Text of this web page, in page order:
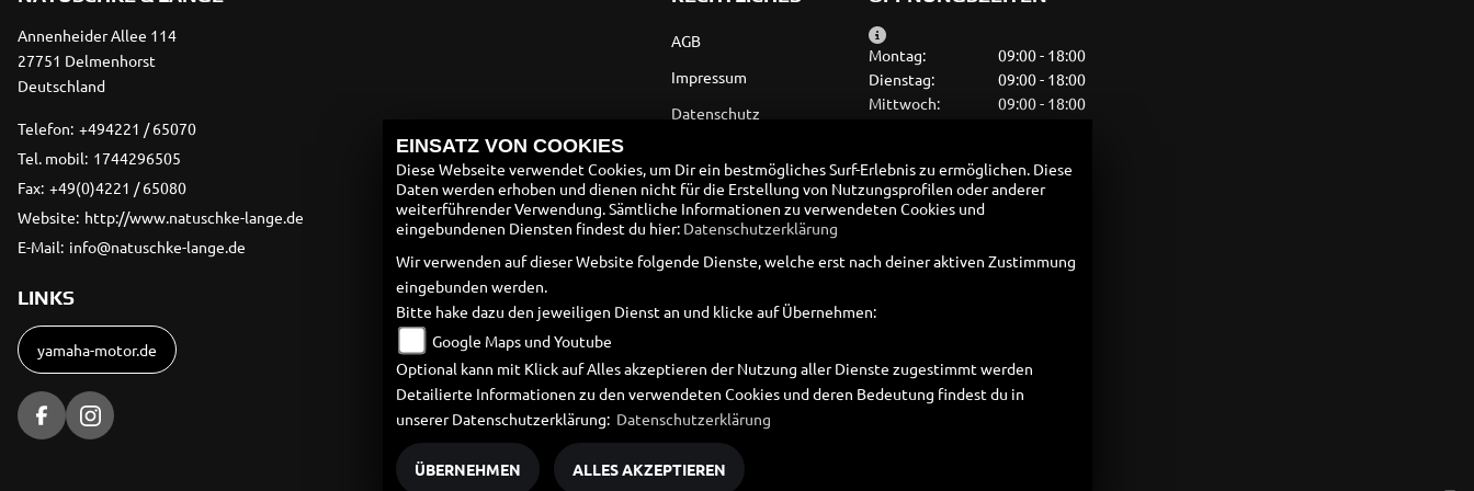
Annenheider Allee 114
27751 Delmenhorst
Deutschland
Telefon: +494221 / 65070
Tel. mobil: 1744296505
Fax: +49(0)4221 / 65080
Website: http://www.natuschke-lange.de
E-Mail: info@natuschke-lange.de
LINKS
yamaha-motor.de
AGB
Impressum
Datenschutz
Barrierefreiheit
Batteriegesetz
Altölverordnung
Montag:
09:00 - 18:00
Dienstag:
09:00 - 18:00
Mittwoch:
09:00 - 18:00
Samstag:
09:00 - 13:00
Sonntag:
geschlossen
EINSATZ VON COOKIES
Diese Webseite verwendet Cookies, um Dir ein bestmögliches Surf-Erlebnis zu ermöglichen. Diese
Daten werden erhoben und dienen nicht für die Erstellung von Nutzungsprofilen oder anderer
weiterführender Verwendung. Sämtliche Informationen zu verwendeten Cookies und
eingebundenen Diensten findest du hier: Datenschutzerklärung
Wir verwenden auf dieser Website folgende Dienste, welche erst nach deiner aktiven Zustimmung
eingebunden werden.
Bitte hake dazu den jeweiligen Dienst an und klicke auf Übernehmen:
Google Maps und Youtube
Optional kann mit Klick auf Alles akzeptieren der Nutzung aller Dienste zugestimmt werden
Detailierte Informationen zu den verwendeten Cookies und deren Bedeutung findest du in
unserer Datenschutzerklärung: Datenschutzerklärung
ÜBERNEHMEN ALLES AKZEPTIEREN